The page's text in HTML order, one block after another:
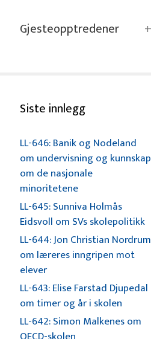
Gjesteopptredener
Siste innlegg
LL-646: Banik og Nodeland
om undervisning og kunnskap
om de nasjonale
minoritetene
LL-645: Sunniva Holmås
Eidsvoll om SVs skolepolitikk
LL-644: Jon Christian Nordrum
om læreres inngripen mot
elever
LL-643: Elise Farstad Djupedal
om timer og år i skolen
LL-642: Simon Malkenes om